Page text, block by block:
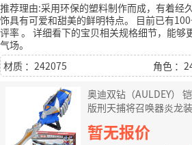
推荐理由:采用环保的塑料制作而成，有着经
饰具有可爱和甜美的鲜明特点。
目前已有
评率。 详细看下的宝贝相关规格细节，能够
气场。
材质 ：242075
角色 ：
奥迪双钻（AULDEY）
版刑天捕将召唤器炎龙
暂无报价